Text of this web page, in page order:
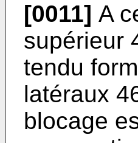
[0011] A
supérieur
tendu
latéraux
blocage